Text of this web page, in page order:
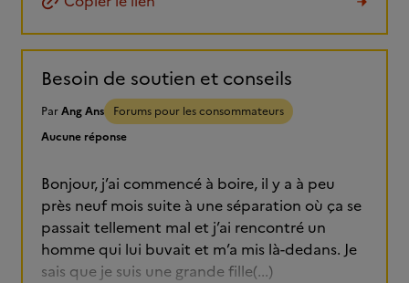
Besoin de soutien et conseils
ParAng Ans
Forums pour les consommateurs
Aucune réponse
Bonjour, j’ai commencé à boire, il y a à peu
près neuf mois suite à une séparation où ça se
passait tellement mal et j’ai rencontré un
homme qui lui buvait et m’a mis là-dedans. Je
sais que je suis une grande fille(...)